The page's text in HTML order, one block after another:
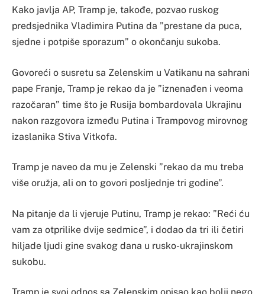
Kako javlja AP, Tramp je, takođe, pozvao ruskog
predsjednika Vladimira Putina da ”prestane da puca,
sjedne i potpiše sporazum” o okončanju sukoba.
Govoreći o susretu sa Zelenskim u Vatikanu na sahrani
pape Franje, Tramp je rekao da je ”iznenađen i veoma
razočaran” time što je Rusija bombardovala Ukrajinu
nakon razgovora između Putina i Trampovog mirovnog
izaslanika Stiva Vitkofa.
Tramp je naveo da mu je Zelenski ”rekao da mu treba
više oružja, ali on to govori posljednje tri godine”.
Na pitanje da li vjeruje Putinu, Tramp je rekao: ”Reći ću
vam za otprilike dvije sedmice”, i dodao da tri ili četiri
hiljade ljudi gine svakog dana u rusko-ukrajinskom
sukobu.